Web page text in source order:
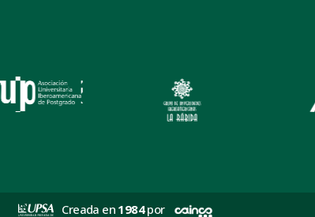
Creada en 1984por